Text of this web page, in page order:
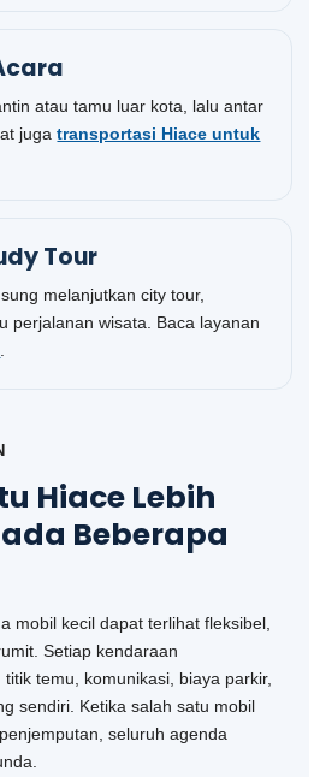
atau tamu luar kota, lalu antar
jugatransportasi Hiace untuk
Tour
melanjutkan city tour,
perjalanan wisata. Baca layanan
Hiace Lebih
Beberapa
mobil kecil dapat terlihat fleksibel,
Setiap kendaraan
temu, komunikasi, biaya parkir,
sendiri. Ketika salah satu mobil
seluruh agenda